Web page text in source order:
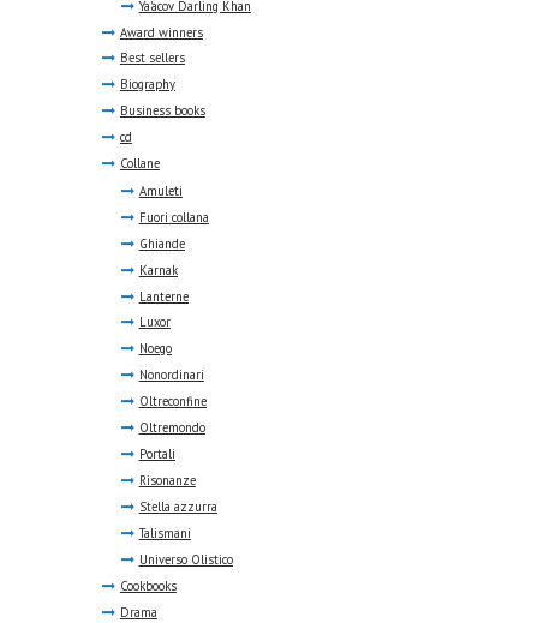
Ya'acov Darling Khan
Award winners
Best sellers
Biography
Business books
cd
Collane
Amuleti
Fuori collana
Ghiande
Karnak
Lanterne
Luxor
Noego
Nonordinari
Oltreconfine
Oltremondo
Portali
Risonanze
Stella azzurra
Talismani
Universo Olistico
Cookbooks
Drama